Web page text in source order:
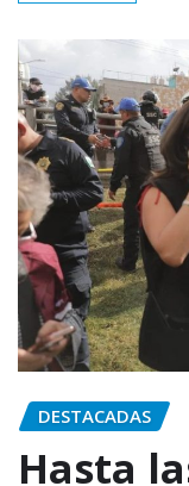
DESTACADAS
Hasta